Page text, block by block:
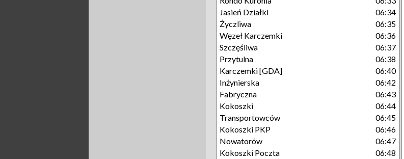
Jasień Działki
06:34
Życzliwa
06:35
Węzeł Karczemki
06:36
Szczęśliwa
06:37
Przytulna
06:38
Karczemki [GDA]
06:40
Inżynierska
06:42
Fabryczna
06:43
Kokoszki
06:44
Transportowców
06:45
Kokoszki PKP
06:46
Nowatorów
06:47
Kokoszki Poczta
06:48